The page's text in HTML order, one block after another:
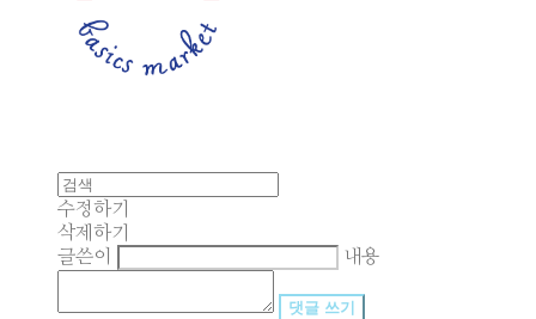
수정하기
삭제하기
글쓴이
내용
댓글 쓰기